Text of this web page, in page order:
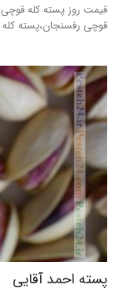
قیمت روز پسته کله
قوچی رفسنجان،پسته
پسته احمد آقایی